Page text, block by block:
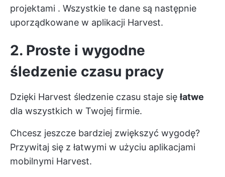
projektami . Wszystkie te dane są następnie
uporządkowane w aplikacji Harvest.
2. Proste i wygodne
śledzenie czasu pracy
Dzięki Harvest śledzenie czasu staje sięłatwe
dla wszystkich w Twojej firmie.
Chcesz jeszcze bardziej zwiększyć wygodę?
Przywitaj się z łatwymi w użyciu aplikacjami
mobilnymi Harvest.